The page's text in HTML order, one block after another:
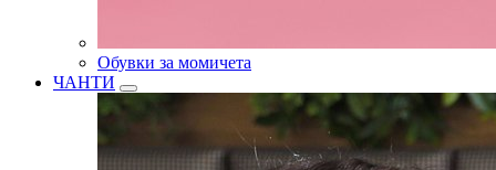
Обувки за момичета
ЧАНТИ